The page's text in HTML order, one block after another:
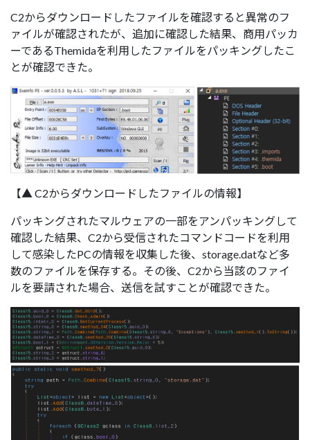
C2からダウンロードしたファイルを確認すると異常のフ
ァイルが確認されたが、追加に確認した結果、商用パッカ
ーであるThemidaを利用したファイルをパッキングしたこ
とが確認できた。
【▲ C2からダウンロードしたファイルの情報】
パッキングされたマルウェアの一部をアンパッキングして
確認した結果、C2から受信されたコマンドコードを利用
して感染したPCの情報を収集した後、storage.datなど多
数のファイルを保存する。その後、C2から当該のファイ
ルを要請された場合、送信を試すことが確認できた。